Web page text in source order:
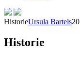
HistorieUrsula Bartels
Historie